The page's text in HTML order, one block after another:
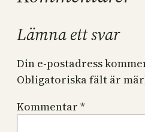
Lämna ett svar
Din e-postadress
Obligatoriska fält är
Kommentar *